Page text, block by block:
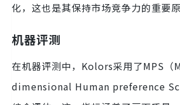
化，这也是其保持市场竞争力的重要原
机器评测
在机器评测中，Kolors采用了MPS
dimensional Human preference